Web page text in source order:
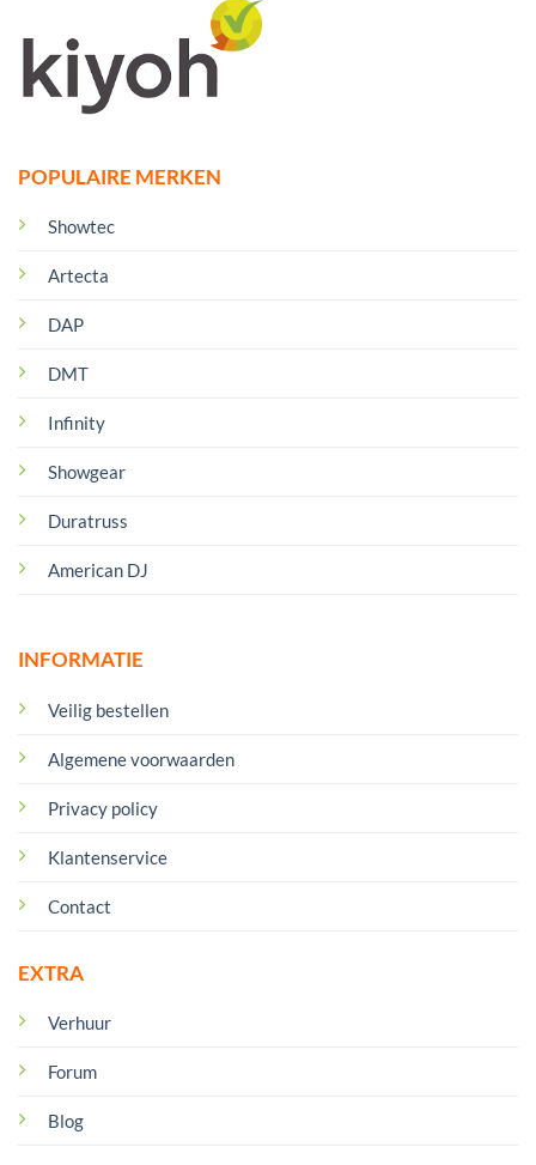
POPULAIRE MERKEN
Showtec
Artecta
DAP
DMT
Infinity
Showgear
Duratruss
American DJ
INFORMATIE
Veilig bestellen
Algemene voorwaarden
Privacy policy
Klantenservice
Contact
EXTRA
Verhuur
Forum
Blog